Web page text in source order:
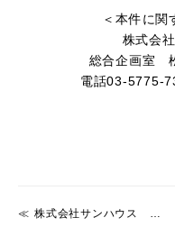
＜本件に関
株式会
総合企画室
電話03-5775-
株式会社サンハウス 『たった４人で年間１０棟契約した見学会営業法』